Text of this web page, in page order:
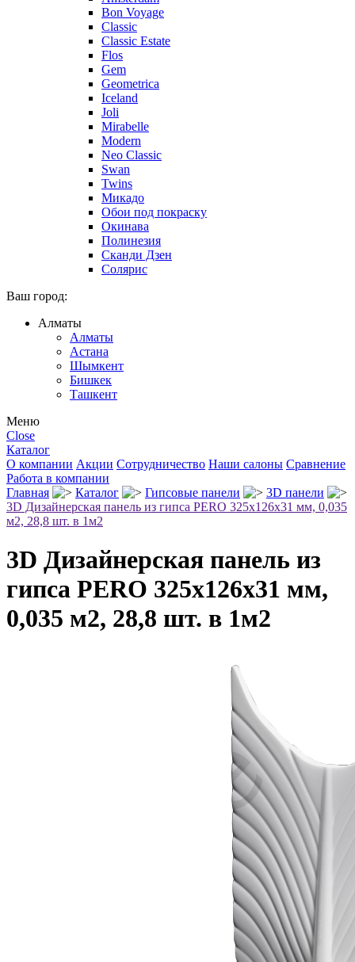
Bon Voyage
Classic
Classic Estate
Flos
Gem
Geometrica
Iceland
Joli
Mirabelle
Modern
Neo Classic
Swan
Twins
Микадо
Обои под покраску
Окинава
Полинезия
Сканди Дзен
Солярис
Ваш город:
Алматы
Алматы
Астана
Шымкент
Бишкек
Ташкент
Меню
Close
Каталог
О компании Акции Сотрудничество Наши салоны Сравнение
Работа в компании
Главная
Каталог Гипсовые панели
3D панели
3D Дизайнерская панель из гипса PERO 325x126x31 мм, 0,035
м2, 28,8 шт. в 1м2
3D Дизайнерская панель из
гипса PERO 325x126x31 мм,
0,035 м2, 28,8 шт. в 1м2